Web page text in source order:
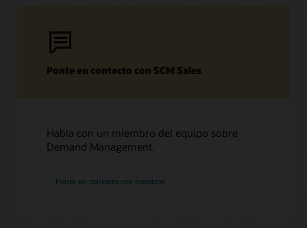
Ponte en contacto con SCM Sales
Habla con un miembro del equipo sobre
Demand Management.
Ponte en contacto con nosotros